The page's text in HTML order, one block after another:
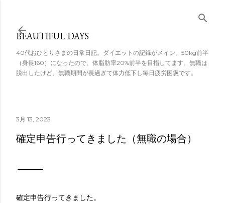
スキップしてメ
イン コンテンツ
に移動
BEAUTIFUL DAYS
40代おひとりさまの日常日記。ダイエットの記録がメイン。50kg前半
（身長160）になったので、体脂肪率20%前半を目指してます。無職は
脱出したけど、無職期間が長過ぎて体力低下し毎日疲労困憊です。
3月 13, 2023
確定申告行ってきました（無職の場合）
確定申告行ってきました。